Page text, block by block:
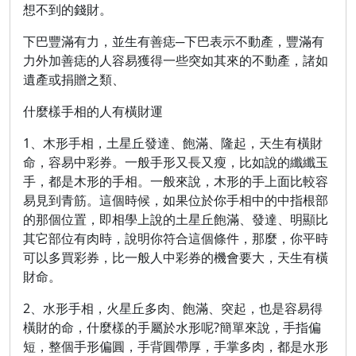
想不到的錢財。
下巴豐滿有力，並生有善痣─下巴表示不動產，豐滿有
力外加善痣的人容易獲得一些突如其來的不動產，諸如
遺產或捐贈之類、
什麼樣手相的人有橫財運
1、木形手相，土星丘發達、飽滿、隆起，天生有橫財
命，容易中彩券。一般手形又長又瘦，比如說的纖纖玉
手，都是木形的手相。一般來說，木形的手上面比較容
易見到青筋。這個時候，如果位於你手相中的中指根部
的那個位置，即相學上說的土星丘飽滿、發達、明顯比
其它部位有肉時，說明你符合這個條件，那麼，你平時
可以多買彩券，比一般人中彩券的機會要大，天生有橫
財命。
2、水形手相，火星丘多肉、飽滿、突起，也是容易得
橫財的命，什麼樣的手屬於水形呢?簡單來說，手指偏
短，整個手形偏圓，手背圓帶厚，手掌多肉，都是水形